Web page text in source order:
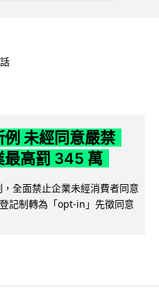
例 未經同意嚴禁
高罰 345 萬
全面禁止企業未經消費者同意
記制轉為「opt-in」先徵同意